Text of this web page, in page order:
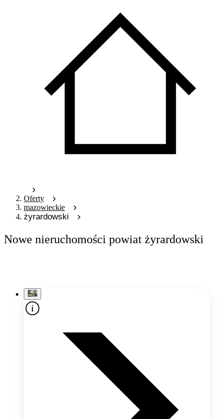
Oferty
mazowieckie
żyrardowski
Nowe nieruchomości powiat żyrardowski